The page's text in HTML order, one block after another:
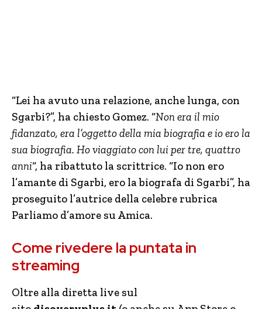
“Lei ha avuto una relazione, anche lunga, con
Sgarbi?”, ha chiesto Gomez. “Non era il mio
fidanzato, era l’oggetto della mia biografia e io ero la
sua biografia. Ho viaggiato con lui per tre, quattro
anni“, ha ribattuto la scrittrice. “Io non ero
l’amante di Sgarbi, ero la biografa di Sgarbi”, ha
proseguito l’autrice della celebre rubrica
Parliamo d’amore su Amica.
Come rivedere la puntata in
streaming
Oltre alla diretta live sul